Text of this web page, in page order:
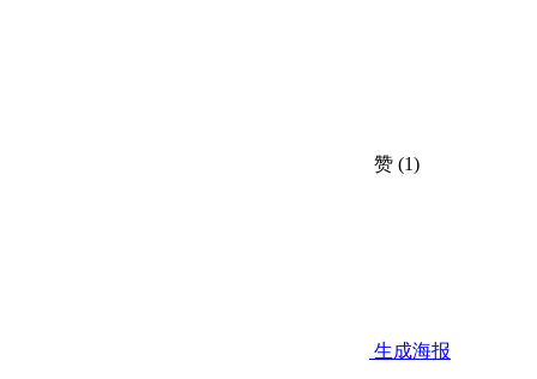
赞 (1)
生成海报